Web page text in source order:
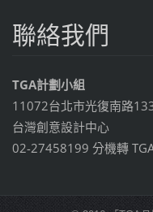
聯絡我們
TGA計劃小組
11072台北市光復南路
台灣創意設計中心
02-27458199 分機轉